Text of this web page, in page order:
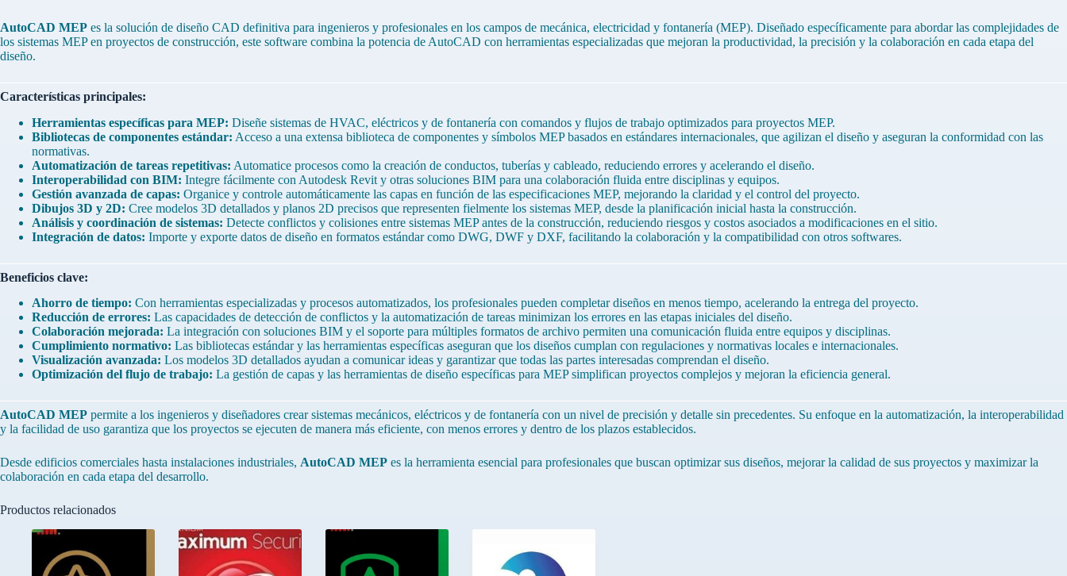
AutoCAD MEP es la solución de diseño CAD definitiva para ingenieros y profesionales en los campos de mecánica, electricidad y fontanería (MEP). Diseñado específicamente para abordar las complejidades de
los sistemas MEP en proyectos de construcción, este software combina la potencia de AutoCAD con herramientas especializadas que mejoran la productividad, la precisión y la colaboración en cada etapa del
diseño.
Características principales:
Herramientas específicas para MEP: Diseñe sistemas de HVAC, eléctricos y de fontanería con comandos y flujos de trabajo optimizados para proyectos MEP.
Bibliotecas de componentes estándar: Acceso a una extensa biblioteca de componentes y símbolos MEP basados en estándares internacionales, que agilizan el diseño y aseguran la conformidad con las
normativas.
Automatización de tareas repetitivas: Automatice procesos como la creación de conductos, tuberías y cableado, reduciendo errores y acelerando el diseño.
Interoperabilidad con BIM: Integre fácilmente con Autodesk Revit y otras soluciones BIM para una colaboración fluida entre disciplinas y equipos.
Gestión avanzada de capas: Organice y controle automáticamente las capas en función de las especificaciones MEP, mejorando la claridad y el control del proyecto.
Dibujos 3D y 2D: Cree modelos 3D detallados y planos 2D precisos que representen fielmente los sistemas MEP, desde la planificación inicial hasta la construcción.
Análisis y coordinación de sistemas: Detecte conflictos y colisiones entre sistemas MEP antes de la construcción, reduciendo riesgos y costos asociados a modificaciones en el sitio.
Integración de datos: Importe y exporte datos de diseño en formatos estándar como DWG, DWF y DXF, facilitando la colaboración y la compatibilidad con otros softwares.
Beneficios clave:
Ahorro de tiempo: Con herramientas especializadas y procesos automatizados, los profesionales pueden completar diseños en menos tiempo, acelerando la entrega del proyecto.
Reducción de errores: Las capacidades de detección de conflictos y la automatización de tareas minimizan los errores en las etapas iniciales del diseño.
Colaboración mejorada: La integración con soluciones BIM y el soporte para múltiples formatos de archivo permiten una comunicación fluida entre equipos y disciplinas.
Cumplimiento normativo: Las bibliotecas estándar y las herramientas específicas aseguran que los diseños cumplan con regulaciones y normativas locales e internacionales.
Visualización avanzada: Los modelos 3D detallados ayudan a comunicar ideas y garantizar que todas las partes interesadas comprendan el diseño.
Optimización del flujo de trabajo: La gestión de capas y las herramientas de diseño específicas para MEP simplifican proyectos complejos y mejoran la eficiencia general.
AutoCAD MEP permite a los ingenieros y diseñadores crear sistemas mecánicos, eléctricos y de fontanería con un nivel de precisión y detalle sin precedentes. Su enfoque en la automatización, la interoperabilidad
y la facilidad de uso garantiza que los proyectos se ejecuten de manera más eficiente, con menos errores y dentro de los plazos establecidos.
Desde edificios comerciales hasta instalaciones industriales, AutoCAD MEP es la herramienta esencial para profesionales que buscan optimizar sus diseños, mejorar la calidad de sus proyectos y maximizar la
colaboración en cada etapa del desarrollo.
Productos relacionados